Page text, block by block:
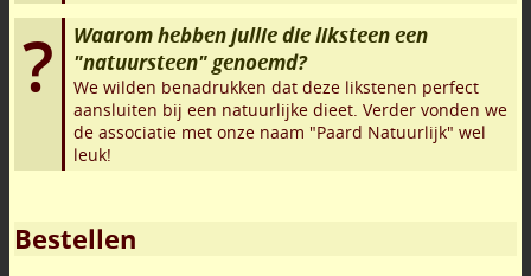
Waarom hebben jullie die liksteen een
"natuursteen" genoemd?
We wilden benadrukken dat deze likstenen perfect
aansluiten bij een natuurlijke dieet. Verder vonden we
de associatie met onze naam "Paard Natuurlijk" wel
leuk!
Bestellen